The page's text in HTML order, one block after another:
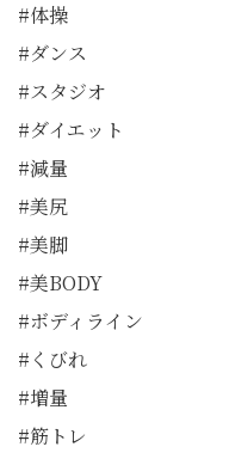
#体操
#ダンス
#スタジオ
#ダイエット
#減量
#美尻
#美脚
#美BODY
#ボディライン
#くびれ
#増量
#筋トレ